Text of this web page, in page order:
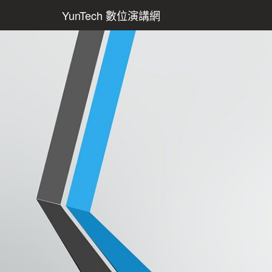
YunTech 數位演講網